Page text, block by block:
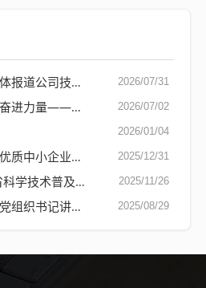
中国知识产权报等媒体报道公司技术人才入选省专家库 2026/07/31
赓续红色血脉，汲取奋进力量——辽联集团党支部开展迎七一感党恩红色研学活动 2026/07/02
2026/01/04
辽联集团获评辽宁省优质中小企业服务机构 2025/12/31
辽联集团荣获“辽宁省科学技术普及基地”称号 2025/11/26
辽宁百名互联网企业党组织书记讲东北抗联故事——辽联集团党支部 2025/08/29